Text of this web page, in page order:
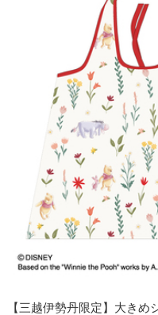
【三越伊勢丹限定】大き